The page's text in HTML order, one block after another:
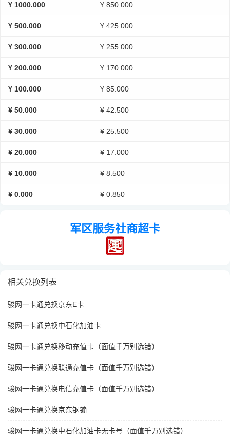
¥ 1000.000 ¥ 850.000
¥ 500.000 ¥ 425.000
¥ 300.000 ¥ 255.000
¥ 200.000 ¥ 170.000
¥ 100.000 ¥ 85.000
¥ 50.000 ¥ 42.500
¥ 30.000 ¥ 25.500
¥ 20.000 ¥ 17.000
¥ 10.000 ¥ 8.500
¥ 0.000 ¥ 0.850
军区服务社商超卡
相关兑换列表
骏网一卡通兑换京东E卡
骏网一卡通兑换中石化加油卡
骏网一卡通兑换移动充值卡（面值千万别选错）
骏网一卡通兑换联通充值卡（面值千万别选错）
骏网一卡通兑换电信充值卡（面值千万别选错）
骏网一卡通兑换京东钢镚
骏网一卡通兑换中石化加油卡无卡号（面值千万别选错）